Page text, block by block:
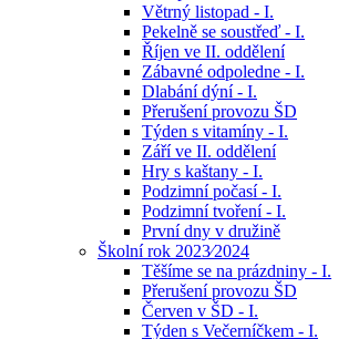
Větrný listopad - I.
Pekelně se soustřeď - I.
Říjen ve II. oddělení
Zábavné odpoledne - I.
Dlabání dýní - I.
Přerušení provozu ŠD
Týden s vitamíny - I.
Září ve II. oddělení
Hry s kaštany - I.
Podzimní počasí - I.
Podzimní tvoření - I.
První dny v družině
Školní rok 2023⁄2024
Těšíme se na prázdniny - I.
Přerušení provozu ŠD
Červen v ŠD - I.
Týden s Večerníčkem - I.